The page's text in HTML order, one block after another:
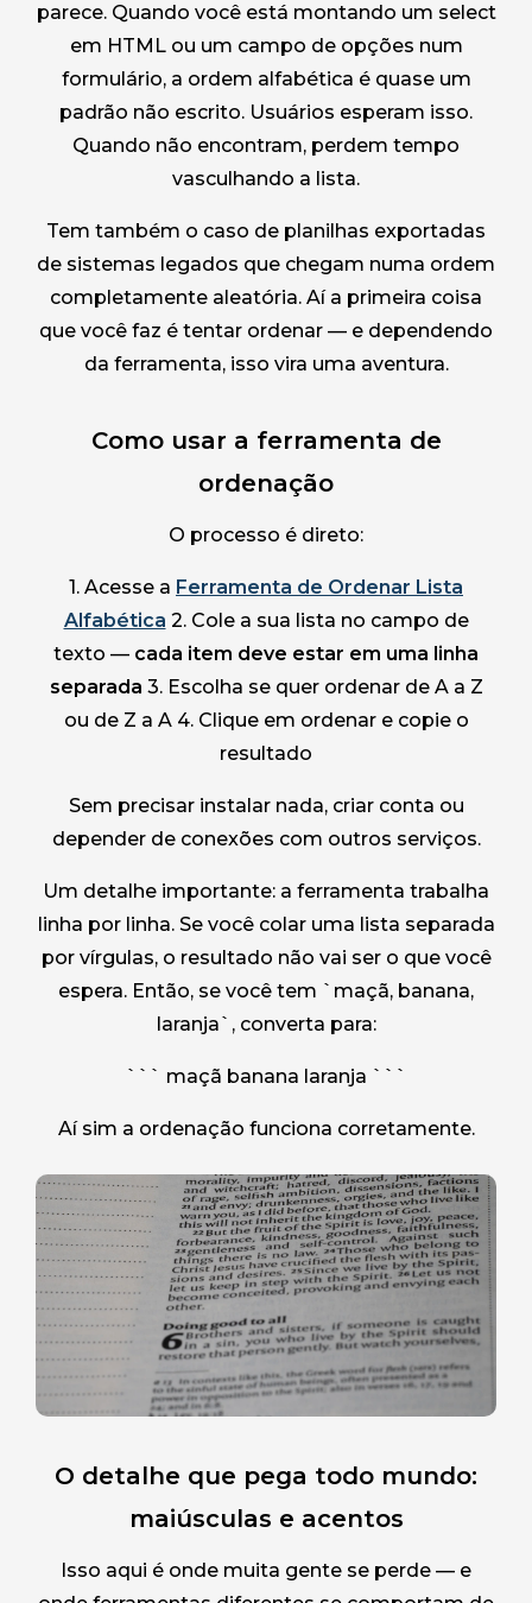
parece. Quando você está montando um select
em HTML ou um campo de opções num
formulário, a ordem alfabética é quase um
padrão não escrito. Usuários esperam isso.
Quando não encontram, perdem tempo
vasculhando a lista.
Tem também o caso de planilhas exportadas
de sistemas legados que chegam numa ordem
completamente aleatória. Aí a primeira coisa
que você faz é tentar ordenar — e dependendo
da ferramenta, isso vira uma aventura.
Como usar a ferramenta de
ordenação
O processo é direto:
1. Acesse a Ferramenta de Ordenar Lista
Alfabética 2. Cole a sua lista no campo de
texto — cada item deve estar em uma linha
separada 3. Escolha se quer ordenar de A a Z
ou de Z a A 4. Clique em ordenar e copie o
resultado
Sem precisar instalar nada, criar conta ou
depender de conexões com outros serviços.
Um detalhe importante: a ferramenta trabalha
linha por linha. Se você colar uma lista separada
por vírgulas, o resultado não vai ser o que você
espera. Então, se você tem `maçã, banana,
laranja`, converta para:
``` maçã banana laranja ```
Aí sim a ordenação funciona corretamente.
O detalhe que pega todo mundo:
maiúsculas e acentos
Isso aqui é onde muita gente se perde — e